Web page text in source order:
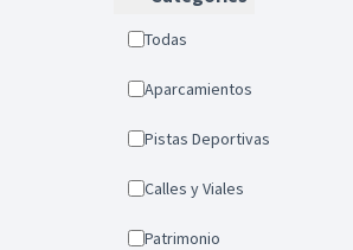
Todas
Aparcamientos
Pistas Deportivas
Calles y Viales
Patrimonio